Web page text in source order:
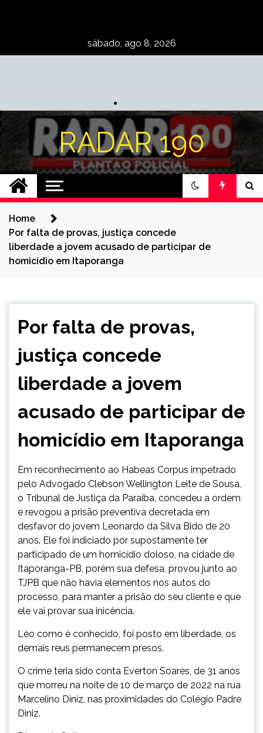
sábado, ago 8, 2026
RADAR 190
Home
Por falta de provas, justiça concede
liberdade a jovem acusado de participar de
homicídio em Itaporanga
Por falta de provas,
justiça concede
liberdade a jovem
acusado de participar de
homicídio em Itaporanga
Em reconhecimento ao Habeas Corpus impetrado
pelo Advogado Clebson Wellington Leite de Sousa,
o Tribunal de Justiça da Paraíba, concedeu a ordem
e revogou a prisão preventiva decretada em
desfavor do jovem Leonardo da Silva Bido de 20
anos. Ele foi indiciado por supostamente ter
participado de um homicídio doloso, na cidade de
Itaporanga-PB, porém sua defesa, provou junto ao
TJPB que não havia elementos nos autos do
processo, para manter a prisão do seu cliente e que
ele vai provar sua inicência.
Léo como é conhecido, foi posto em liberdade, os
demais reus permanecem presos.
O crime teria sido conta Everton Soares, de 31 anos
que morreu na noite de 10 de março de 2022 na rua
Marcelino Diniz, nas proximidades do Colégio Padre
Diniz.